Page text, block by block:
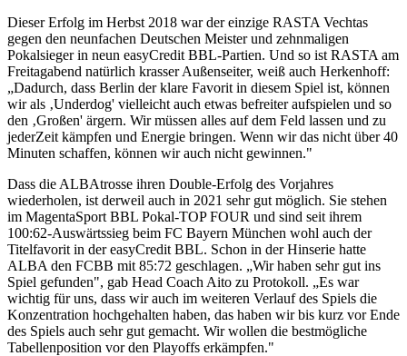
Dieser Erfolg im Herbst 2018 war der einzige RASTA Vechtas
gegen den neunfachen Deutschen Meister und zehnmaligen
Pokalsieger in neun easyCredit BBL-Partien. Und so ist RASTA am
Freitagabend natürlich krasser Außenseiter, weiß auch Herkenhoff:
„Dadurch, dass Berlin der klare Favorit in diesem Spiel ist, können
wir als ‚Underdog' vielleicht auch etwas befreiter aufspielen und so
den ‚Großen' ärgern. Wir müssen alles auf dem Feld lassen und zu
jederZeit kämpfen und Energie bringen. Wenn wir das nicht über 40
Minuten schaffen, können wir auch nicht gewinnen."
Dass die ALBAtrosse ihren Double-Erfolg des Vorjahres
wiederholen, ist derweil auch in 2021 sehr gut möglich. Sie stehen
im MagentaSport BBL Pokal-TOP FOUR und sind seit ihrem
100:62-Auswärtssieg beim FC Bayern München wohl auch der
Titelfavorit in der easyCredit BBL. Schon in der Hinserie hatte
ALBA den FCBB mit 85:72 geschlagen. „Wir haben sehr gut ins
Spiel gefunden", gab Head Coach Aito zu Protokoll. „Es war
wichtig für uns, dass wir auch im weiteren Verlauf des Spiels die
Konzentration hochgehalten haben, das haben wir bis kurz vor Ende
des Spiels auch sehr gut gemacht. Wir wollen die bestmögliche
Tabellenposition vor den Playoffs erkämpfen."